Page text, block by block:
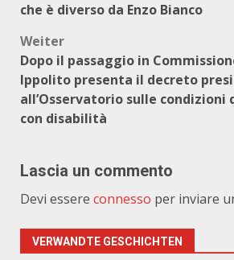
che è diverso da Enzo Bianco
Weiter
Dopo il passaggio in
Ippolito presenta il decreto
all’Osservatorio sulle condizioni
con disabilità
Lascia un commento
Devi essere connesso per inviare
VERWANDTE GESCHICHTEN